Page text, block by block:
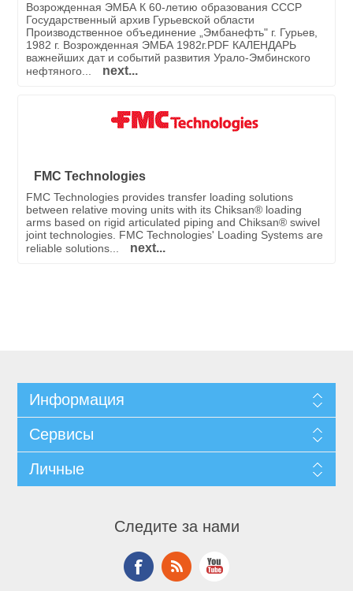
Возрожденная ЭМБА К 60-летию образования СССР
Государственный архив Гурьевской области
Производственное объединение „Эмбанефть" г. Гурьев,
1982 г. Возрожденная ЭМБА 1982г.PDF КАЛЕНДАРЬ
важнейших дат и событий развития Урало-Эмбинского
нефтяного...
next...
FMC Technologies
FMC Technologies provides transfer loading solutions
between relative moving units with its Chiksan® loading
arms based on rigid articulated piping and Chiksan® swivel
joint technologies. FMC Technologies' Loading Systems are
reliable solutions...
next...
Информация
Сервисы
Личные
Следите за нами